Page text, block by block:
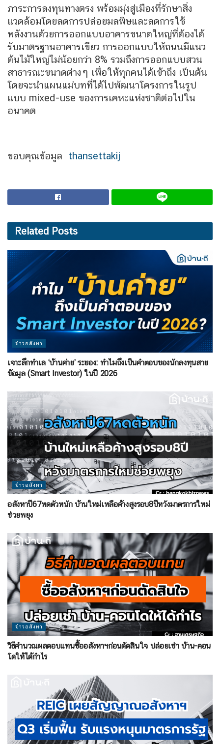
ภาระการลงทุนทางตรง พร้อมมุ่งสู่เมืองที่รักษาสิ่ง
แวดล้อมโดยลดการปล่อยมลพิษและลดการใช้
พลังงานด้วยการออกแบบอาคารขนาดใหญ่ที่ต้องได้
รับมาตรฐานอาคารเขียว การออกแบบให้ถนนมีแนว
ต้นไม้ใหญ่ไม่น้อยกว่า 8% รวมถึงการออกแบบสวน
สาธารณะขนาดต่างๆ เพื่อให้ทุกคนได้เข้าถึง เป็นต้น
โดยจะนำแผนแม่บทที่ได้ไปพัฒนาโครงการในรูป
แบบ mixed-use ของการเคหะแห่งชาติต่อไปใน
อนาคต
ขอบคุณข้อมูล thansettakij
Related Posts
ข่าวอสังหา
เจาะลึกทำเล ‘บ้านค่าย’ ระยอง: ทำไมถึงเป็นคำตอบของนักลงทุนสาย
ข้อมูล (Smart Investor) ในปี 2026
ข่าวอสังหา
อสังหาปี67หดตัวหนัก บ้านใหม่เหลือค้างสูงรอบ8ปีหวังมาตรการใหม่
ช่วยพยุง
ข่าวอสังหา
วิธีคำนวณผลตอบแทนซื้ออสังหาฯก่อนตัดสินใจ ปล่อยเช่า บ้าน-คอน
โดให้ได้กำไร